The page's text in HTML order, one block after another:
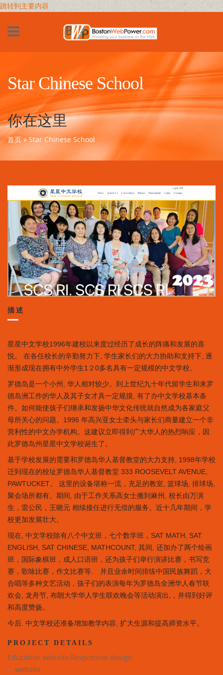
跳转到主要内容
Star Chinese School
你在这里
首页» Star Chinese School
描述
星星中文学校1996年建校以来度过经历了成长的阵痛和发展的喜
悦。 在各任校长的辛勤努力下, 学生家长们的大力协助和支持下, 逐
渐形成现在拥有中外学生1２0多名具有一定规模的中文学校。
罗德岛是一个小州, 华人相对较少。到上世纪九十年代留学生和来罗
德岛洲工作的华人及其子女才具一定规摸, 有了办中文学校基本条
件。如何能使孩子们继承和发扬中华文化传统就自然成为各家庭父
母所关心的问题。1996 年高兴亚女士牵头与家长们商量建立一个非
营利性的中文办学机构。这建议立即得到广大华人的热烈响应，因
此罗德岛州星星中文学校诞生了。
基于学校发展的需要和罗德岛华人基督教堂的大力支持, 1998年学校
迁到现在的校址罗德岛华人基督教堂 333 ROOSEVELT AVENUE,
PAWTUCKET。 这里的设备堪称一流，充足的教室, 篮球场, 排球场,
聚会场所都有。期间, 由于工作关系高女士搬到麻州, 校长由万演
生，雷公民，王晓元 相续接任进行无偿的服务。近十几年期间，学
校更加发展壮大。
现在, 中文学校除有八个中文班，七个数学班，SAT MATH, SAT
ENGLISH, SAT CHINESE, MATHCOUNT, 其间, 还加办了两个绘画
班，国际象棋班，成人口语班，还为孩子们举行演讲比赛，书写竞
赛，歌咏比赛，作文比赛等. 并且业余时间排练中国民族舞蹈，大
合唱等多种文艺活动，孩子们的表演每年为罗德岛全洲华人春节联
欢会, 龙舟节, 布朗大学华人学生联欢晚会等活动演出,，并得到好评
和高度赞扬。
今后. 中文学校还准备增加教学内容, 扩大生源和提高师资水平。
PROJECT DETAILS
Education website,Responsive design
website